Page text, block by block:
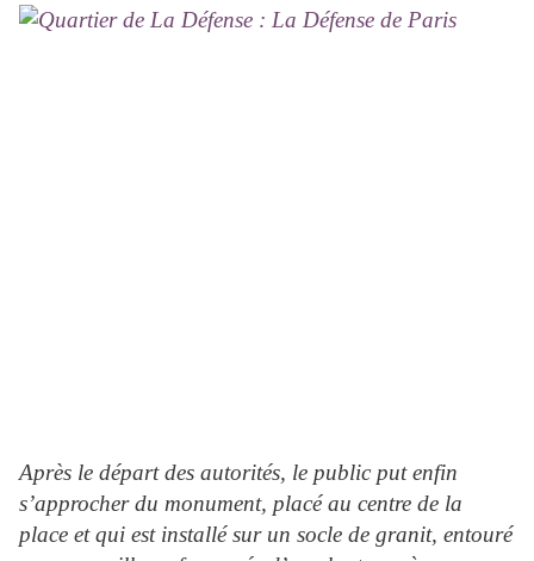
Après le départ des autorités, le public put enfin
s’approcher du monument, placé au centre de la
place et qui est installé sur un socle de granit, entouré